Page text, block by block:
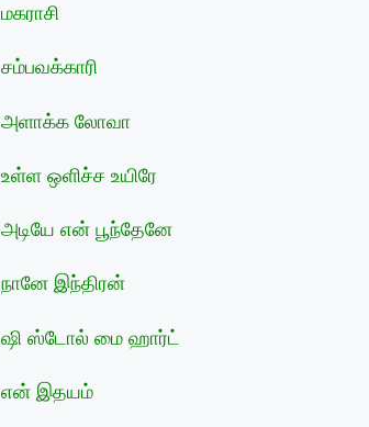
மகராசி
சம்பவக்காரி
அளாக்க லோவா
உள்ள ஒளிச்ச உயிரே
அடியே என் பூந்தேனே
நானே இந்திரன்
ஷி ஸ்டோல் மை ஹார்ட்
என் இதயம்